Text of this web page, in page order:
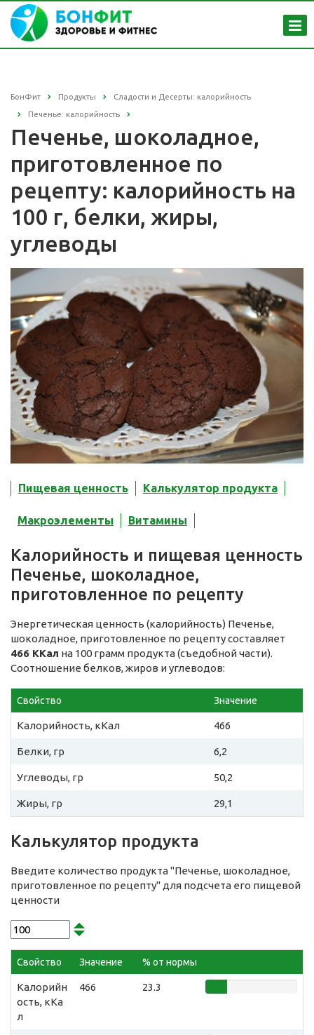
БонФит Продукты Сладости и Десерты: калорийность
Печенье: калорийность
Печенье, шоколадное,
приготовленное по
рецепту: калорийность на
100 г, белки, жиры,
углеводы
Пищевая ценность Калькулятор продукта
Макроэлементы Витамины
Калорийность и пищевая ценность
Печенье, шоколадное,
приготовленное по рецепту
Энергетическая ценность (калорийность) Печенье,
шоколадное, приготовленное по рецепту составляет
466 ККал на 100 грамм продукта (съедобной части).
Соотношение белков, жиров и углеводов:
Свойство Значение
Калорийность, кКал 466
Белки, гр 6,2
Углеводы, гр 50,2
Жиры, гр 29,1
Калькулятор продукта
Введите количество продукта "Печенье, шоколадное,
приготовленное по рецепту" для подсчета его пищевой
ценности
Свойство Значение % от нормы
Калорийн
ость, кКа
л
466 23.3